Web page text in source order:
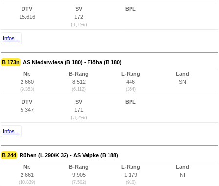
DTV
15.616
SV
172
(1,1%)
BPL
Infos...
B 173n AS Niederwiesa (B 180) - Flöha (B 180)
Nr.
2.660
(9.353)
B-Rang
8.512
(6.112)
L-Rang
446
(354)
Land
SN
DTV
5.347
SV
171
(3,2%)
BPL
Infos...
B 244 Rühen (L 290/K 32) - AS Velpke (B 188)
Nr.
2.661
(10.839)
B-Rang
9.905
(7.502)
L-Rang
1.179
(910)
Land
NI